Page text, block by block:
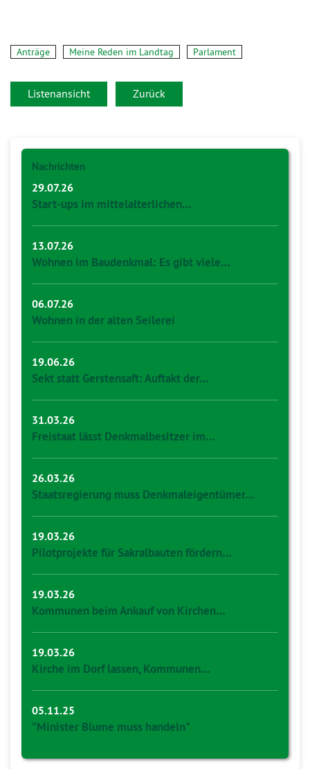
Anträge Meine Reden im Landtag Parlament
Listenansicht Zurück
Nachrichten
29.07.26
Start-ups im mittelalterlichen…
13.07.26
Wohnen im Baudenkmal: Es gibt viele…
06.07.26
Wohnen in der alten Seilerei
19.06.26
Sekt statt Gerstensaft: Auftakt der…
31.03.26
Freistaat lässt Denkmalbesitzer im…
26.03.26
Staatsregierung muss Denkmaleigentümer…
19.03.26
Pilotprojekte für Sakralbauten fördern…
19.03.26
Kommunen beim Ankauf von Kirchen…
19.03.26
Kirche im Dorf lassen, Kommunen…
05.11.25
"Minister Blume muss handeln"